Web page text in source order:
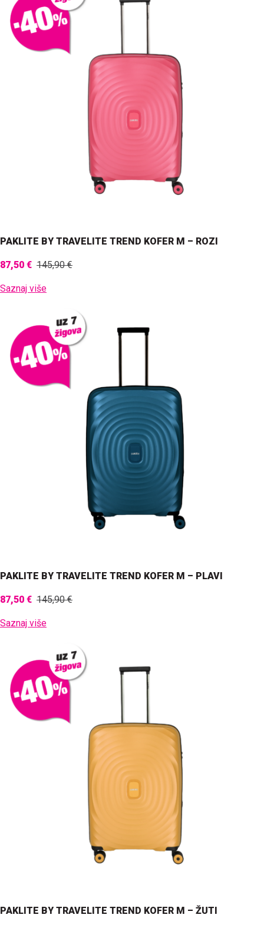
PAKLITE BY TRAVELITE TREND KOFER M – ROZI
87,50 € 145,90 €
Saznaj više
PAKLITE BY TRAVELITE TREND KOFER M – PLAVI
87,50 € 145,90 €
Saznaj više
PAKLITE BY TRAVELITE TREND KOFER M – ŽUTI